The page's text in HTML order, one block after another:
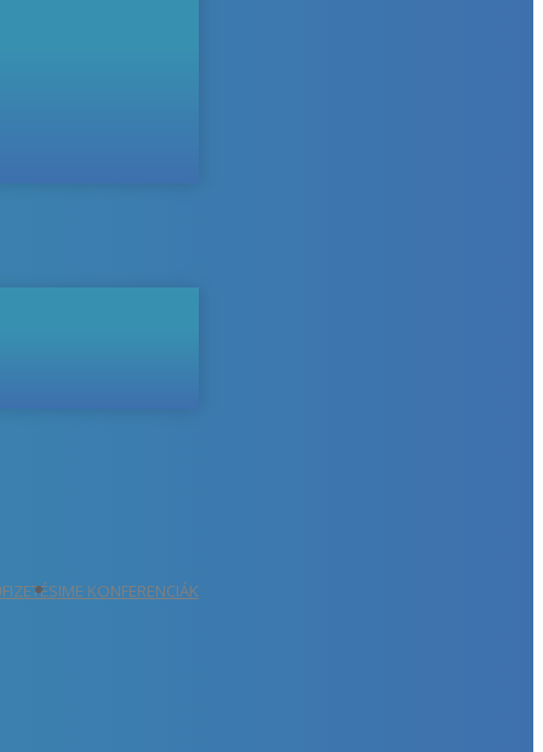
IME KONFERENCIÁK